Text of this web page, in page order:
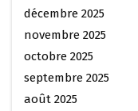
décembre 2025
novembre 2025
octobre 2025
septembre 2025
août 2025